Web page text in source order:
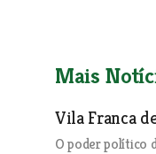
Mais
Vila Franca
O poder político